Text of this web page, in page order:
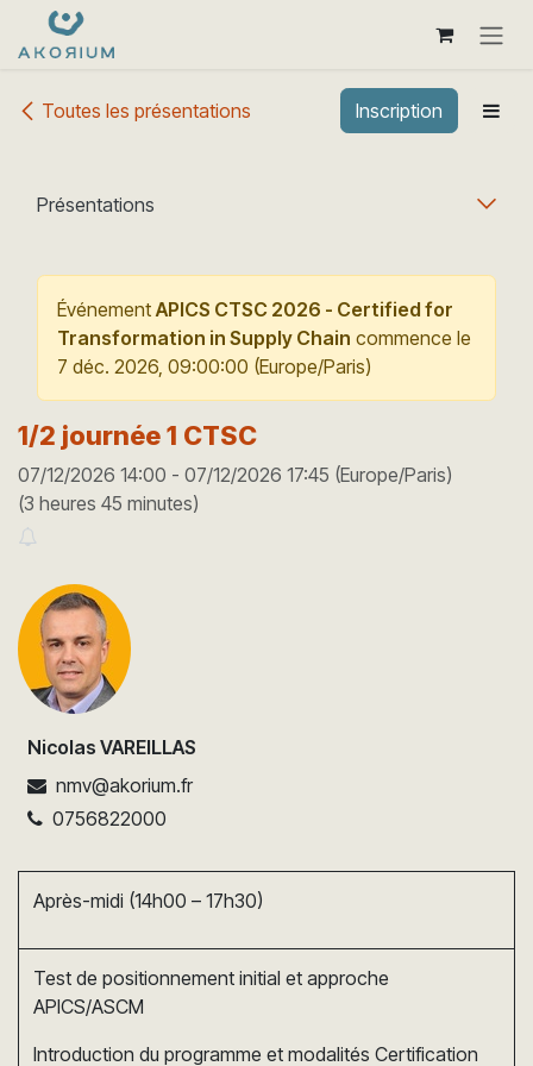
Se rendre au contenu
Toutes les présentations Inscription
Présentations
Événement APICS CTSC 2026 - Certified for
Transformation in Supply Chain commence le
7 déc. 2026, 09:00:00 (Europe/Paris)
1/2 journée 1 CTSC
07/12/2026 14:00 - 07/12/2026 17:45 (Europe/Paris)
(3 heures 45 minutes)
Nicolas VAREILLAS
nmv@akorium.fr
0756822000
Après-midi (14h00 – 17h30)
Test de positionnement initial et approche
APICS/ASCM
Introduction du programme et modalités Certification